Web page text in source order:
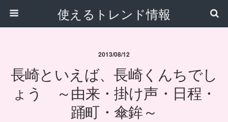
使えるトレンド情報
2013/08/12
長崎といえば、長崎くんちでし
ょう ～由来・掛け声・日程・
踊町・傘鉾～